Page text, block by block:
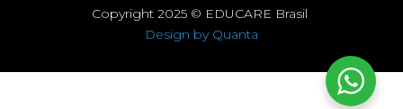
Copyright 2025 © EDUCARE Brasil
Design by Quanta